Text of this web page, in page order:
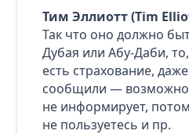
Тим Эллиотт (Tim
Так что оно должно
Дубая или Абу‑Даби,
есть страхование,
сообщили —
не информирует,
не пользуетесь и пр.